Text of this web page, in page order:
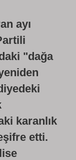
ayı
"dağa
karanlık
etti.